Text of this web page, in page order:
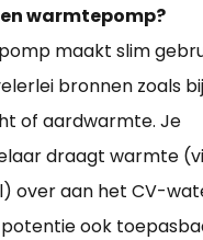
warmtepomp?
maakt slim
bronnen zoals
of aardwarmte. Je
draagt warmte
over aan het CV-
ook